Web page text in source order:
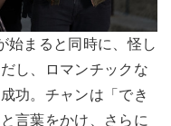
始まると同時に、怪し
し、ロマンチックな
功。チャンは「でき
言葉をかけ、さらに